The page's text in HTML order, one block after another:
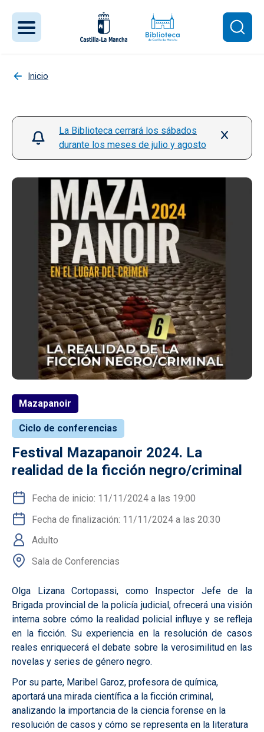
Inicio
La Biblioteca cerrará los sábados
durante los meses de julio y agosto
Mazapanoir
Ciclo de conferencias
Festival Mazapanoir 2024. La
realidad de la ficción negro/criminal
Fecha de inicio: 11/11/2024 a las 19:00
Fecha de finalización: 11/11/2024 a las 20:30
Adulto
Sala de Conferencias
Olga Lizana Cortopassi, como Inspector Jefe de la
Brigada provincial de la policía judicial, ofrecerá una visión
interna sobre cómo la realidad policial influye y se refleja
en la ficción. Su experiencia en la resolución de casos
reales enriquecerá el debate sobre la verosimilitud en las
novelas y series de género negro.
Por su parte, Maribel Garoz, profesora de química,
aportará una mirada científica a la ficción criminal,
analizando la importancia de la ciencia forense en la
resolución de casos y cómo se representa en la literatura